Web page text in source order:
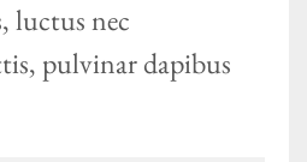
luctus nec
pulvinar dapibus